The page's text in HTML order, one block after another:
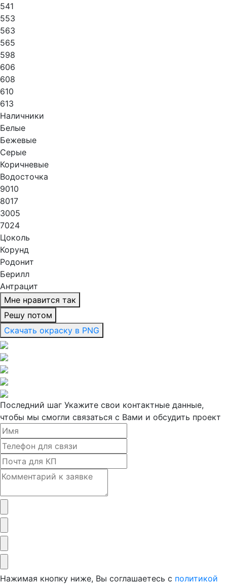
541
553
563
565
598
606
608
610
613
Наличники
Белые
Бежевые
Серые
Коричневые
Водосточка
9010
8017
3005
7024
Цоколь
Корунд
Родонит
Берилл
Антрацит
Мне нравится так
Решу потом
Скачать окраску в PNG
Последний шаг Укажите свои контактные данные,
чтобы мы смогли связаться с Вами и обсудить проект
Нажимая кнопку ниже, Вы соглашаетесь с политикой